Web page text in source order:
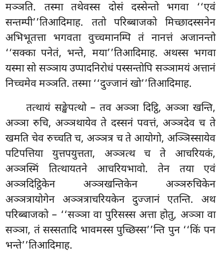
मञ्ञति. तस्मा तथेवस्स दोसं दस्सेन्तो भगवा ‘‘एवं
सन्तम्पी’’तिआदिमाह. ततो परिब्बाजको मिच्छादस्सनेन
अभिभूतत्ता भगवता वुच्चमानम्पि तं नानत्तं अजानन्तो
‘‘सक्का पनेतं, भन्ते, मया’’तिआदिमाह. अथस्स भगवा
यस्मा सो सञ्ञाय उप्पादनिरोधं पस्सन्तोपि सञ्ञामयं अत्तानं
निच्चमेव मञ्ञति. तस्मा ‘‘दुज्जानं खो’’तिआदिमाह.
तत्थायं सङ्खेपत्थो – तव अञ्ञा दिट्ठि, अञ्ञा खन्ति,
अञ्ञा रुचि, अञ्ञथायेव ते दस्सनं पवत्तं, अञ्ञदेव च ते
खमति चेव रुच्चति च, अञ्ञत्र च ते आयोगो, अञ्ञिस्सायेव
पटिपत्तिया युत्तपयुत्तता, अञ्ञत्थ च ते आचरियकं,
अञ्ञस्मिं तित्थायतने आचरियभावो. तेन तया एवं
अञ्ञदिट्ठिकेन अञ्ञखन्तिकेन अञ्ञरुचिकेन
अञ्ञत्रायोगेन अञ्ञत्राचरियकेन दुज्जानं एतन्ति. अथ
परिब्बाजको – ‘‘सञ्ञा वा पुरिसस्स अत्ता होतु, अञ्ञा वा
सञ्ञा, तं सस्सतादि भावमस्स पुच्छिस्स’’न्ति पुन ‘‘किं पन
भन्ते’’तिआदिमाह.